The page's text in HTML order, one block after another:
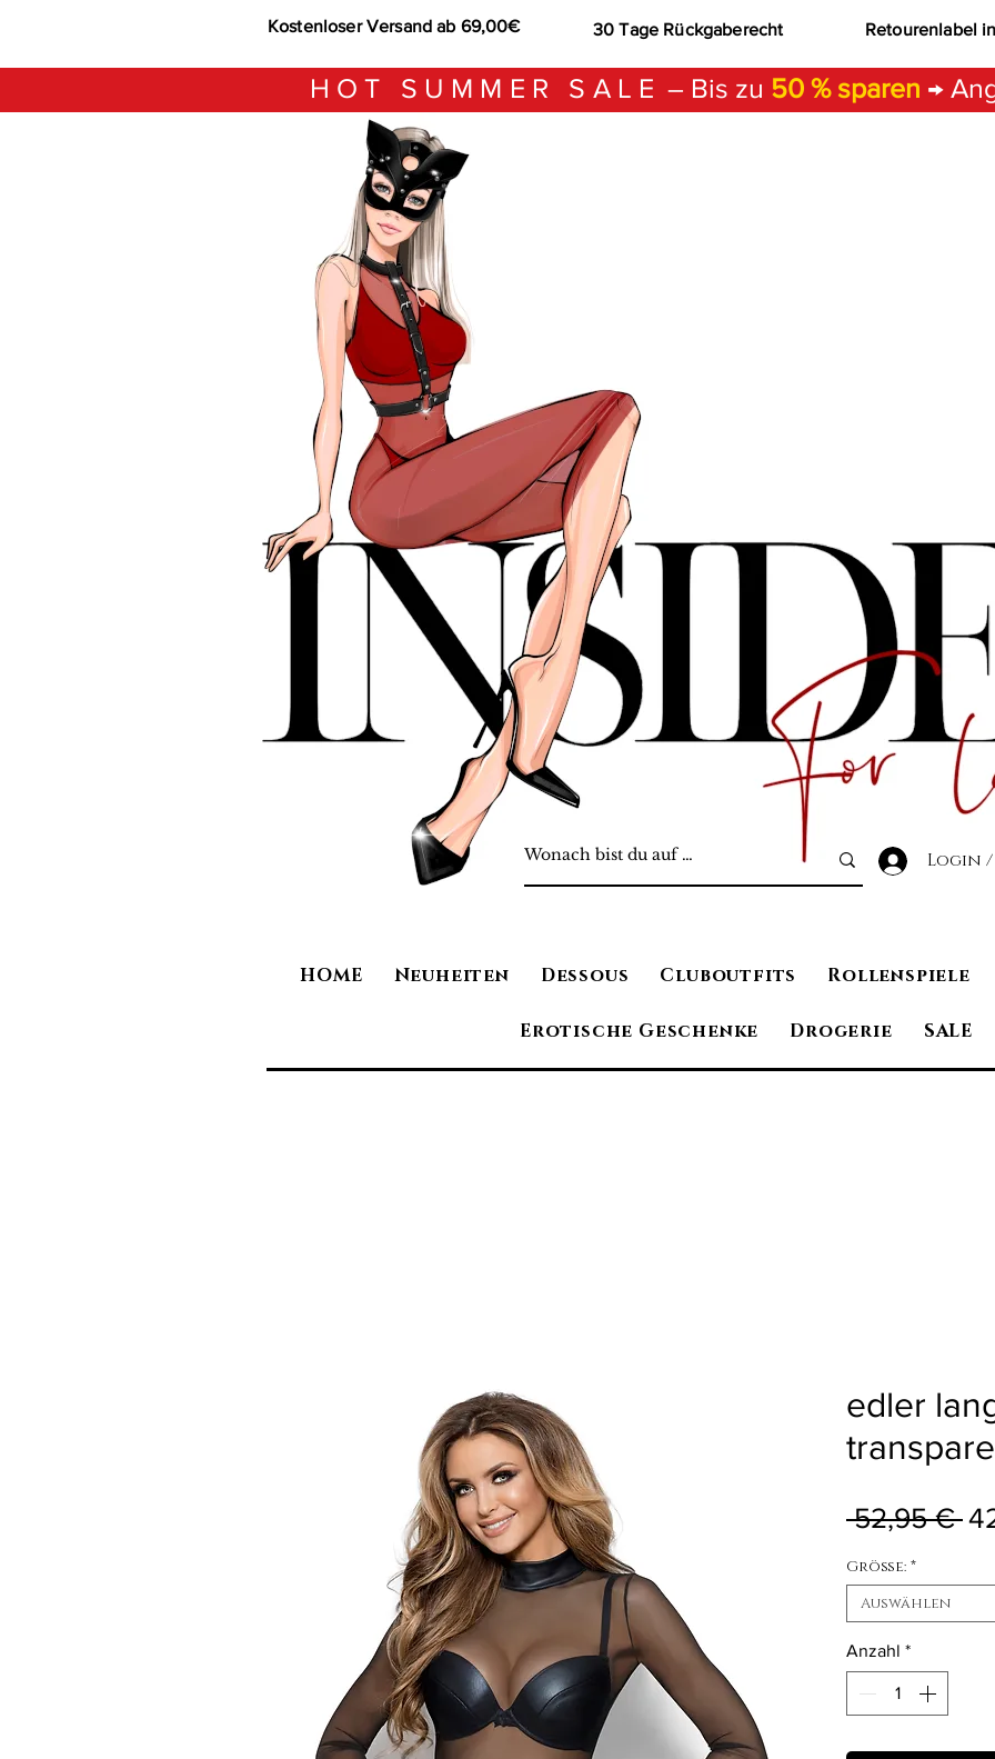
Kostenloser Versand ab 69,00€ 30 Tage Rückgaberecht Retourenlabel
HOT SUMMER SALE – Bis zu 50 % sparen →
Login /
HOME Neuheiten Dessous Cluboutfits Rollenspiele
Erotische Geschenke Drogerie SALE
edler
52,95 €
Größe: *
Auswählen
Anzahl *